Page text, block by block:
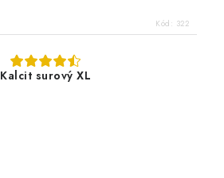
Kód: 322
Kalcit surový XL